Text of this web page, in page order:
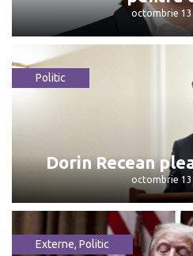
octombrie 13
Maia Sandu:
octombrie
Politic
Dorin Recean
octombrie 13
Externe, Politic